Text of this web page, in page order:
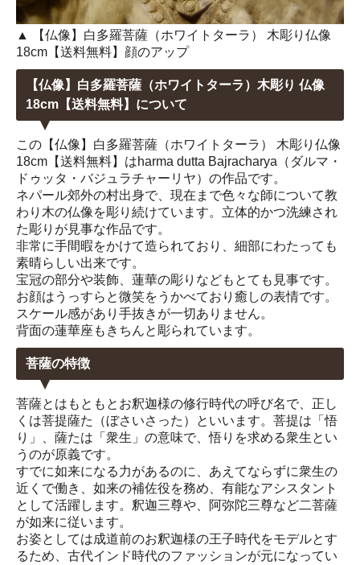
▲ 【仏像】白多羅菩薩（ホワイトターラ） 木彫り仏像
18cm【送料無料】顔のアップ
【仏像】白多羅菩薩（ホワイトターラ）木彫り 仏像
18cm【送料無料】について
この【仏像】白多羅菩薩（ホワイトターラ） 木彫り仏像
18cm【送料無料】はharma dutta Bajracharya（ダルマ・
ドゥッタ・バジュラチャーリヤ）の作品です。
ネパール郊外の村出身で、現在まで色々な師について教
わり木の仏像を彫り続けています。立体的かつ洗練され
た彫りが見事な作品です。
非常に手間暇をかけて造られており、細部にわたっても
素晴らしい出来です。
宝冠の部分や装飾、蓮華の彫りなどもとても見事です。
お顔はうっすらと微笑をうかべており癒しの表情です。
スケール感があり手抜きが一切ありません。
背面の蓮華座もきちんと彫られています。
菩薩の特徴
菩薩とはもともとお釈迦様の修行時代の呼び名で、正し
くは菩提薩た（ぼさいさった）といいます。菩提は「悟
り」、薩たは「衆生」の意味で、悟りを求める衆生とい
うのが原義です。
すでに如来になる力があるのに、あえてならずに衆生の
近くで働き、如来の補佐役を務め、有能なアシスタント
として活躍します。釈迦三尊や、阿弥陀三尊など二菩薩
が如来に従います。
お姿としては成道前のお釈迦様の王子時代をモデルとす
るため、古代インド時代のファッションが元になってい